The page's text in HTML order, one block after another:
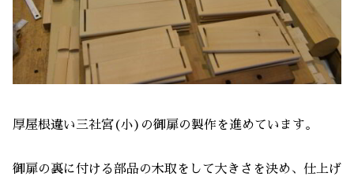
厚屋根違い三社宮(小)の御扉の製作を進めています。
御扉の裏に付ける部品の木取をして大きさを決め、仕上げ